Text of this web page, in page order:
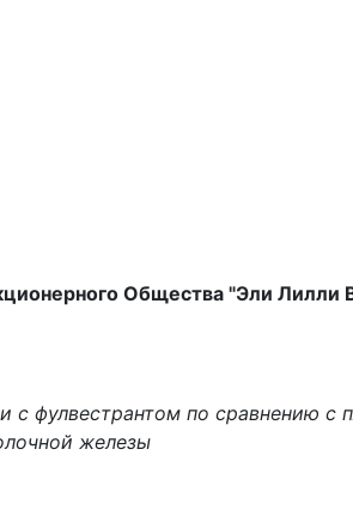
Общества "Эли Лилли
фулвестрантом по сравнению с
железы